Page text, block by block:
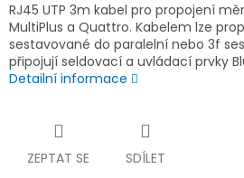
RJ45 UTP 3m kabel pro propojení
MultiPlus a Quattro. Kabelem lze
sestavované do paralelní nebo 3f
připojují seldovací a uvládací prvky
Detailní informace
ZEPTAT SE SDÍLET